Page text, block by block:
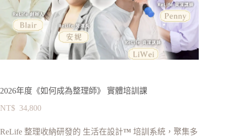
2026年度《如何成為整理師》 實體培訓課
NT$ 34,800
ReLife 整理收納研發的 生活在設計™ 培訓系統，聚集多